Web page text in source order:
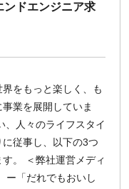
ンドエンジニア求
をもっと楽しく、も
業を展開していま
、人々のライフスタイ
従事し、以下の3つ
。 ＜弊社運営メディ
「だれでもおいし